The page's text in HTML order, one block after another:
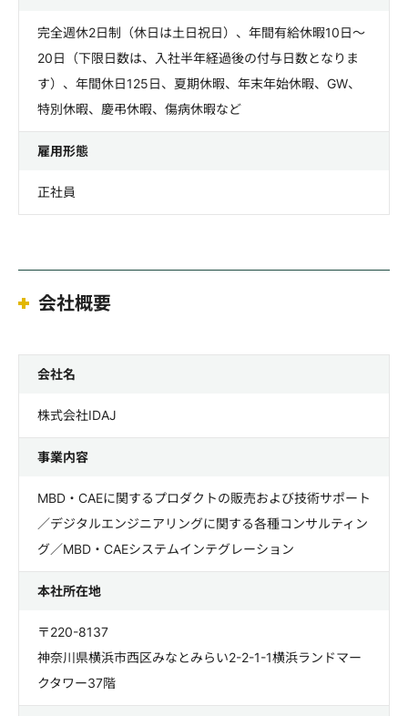
完全週休2日制（休日は土日祝日）、年間有給休暇10日～
20日（下限日数は、入社半年経過後の付与日数となりま
す）、年間休日125日、夏期休暇、年末年始休暇、GW、
特別休暇、慶弔休暇、傷病休暇など
雇用形態
正社員
会社概要
会社名
株式会社IDAJ
事業内容
MBD・CAEに関するプロダクトの販売および技術サポート
／デジタルエンジニアリングに関する各種コンサルティン
グ／MBD・CAEシステムインテグレーション
本社所在地
〒220-8137
神奈川県横浜市西区みなとみらい2-2-1-1横浜ランドマー
クタワー37階